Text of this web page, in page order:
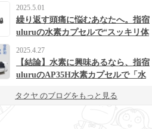
2025.5.01
繰り返す頭痛に悩むあなたへ。指宿
uluruの水素カプセルで“スッキリ体
2025.4.27
【結論】水素に興味あるなら、指宿
uluruのAP35H水素カプセルで「水
タクヤ のブログをもっと見る